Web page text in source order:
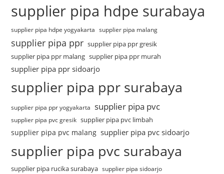
supplier pipa hdpe surabaya
supplier pipa hdpe yogyakarta supplier pipa malang
supplier pipa ppr supplier pipa ppr gresik
supplier pipa ppr malang supplier pipa ppr murah
supplier pipa ppr sidoarjo
supplier pipa ppr surabaya
supplier pipa ppr yogyakarta supplier pipa pvc
supplier pipa pvc gresik supplier pipa pvc limbah
supplier pipa pvc malang supplier pipa pvc sidoarjo
supplier pipa pvc surabaya
supplier pipa rucika surabaya supplier pipa sidoarjo